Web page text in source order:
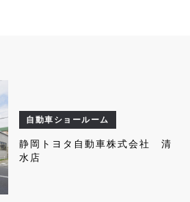
自動車ショールーム
静岡トヨタ自動車株式会社 清
水店